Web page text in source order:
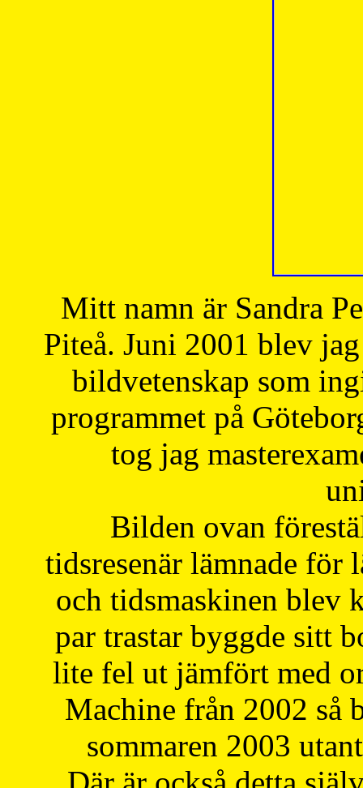
Mitt namn är Sandra
Piteå. Juni 2001 blev
bildvetenskap som
programmet på
tog jag
Bilden ovan
tidsresenär lämnade för
och tidsmaskinen blev
par trastar byggde sitt
lite fel ut jämfört med
Machine från 2002 så
sommaren 2003